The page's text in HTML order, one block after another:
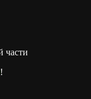
части
!